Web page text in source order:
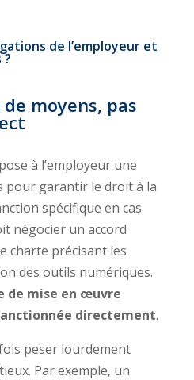
de l’employeur et
moyens, pas
à l’employeur une
pour garantir le droit à la
spécifique en cas
négocier un accord
charte précisant les
des outils numériques.
de mise en œuvre
directement.
peser lourdement
Par exemple, un